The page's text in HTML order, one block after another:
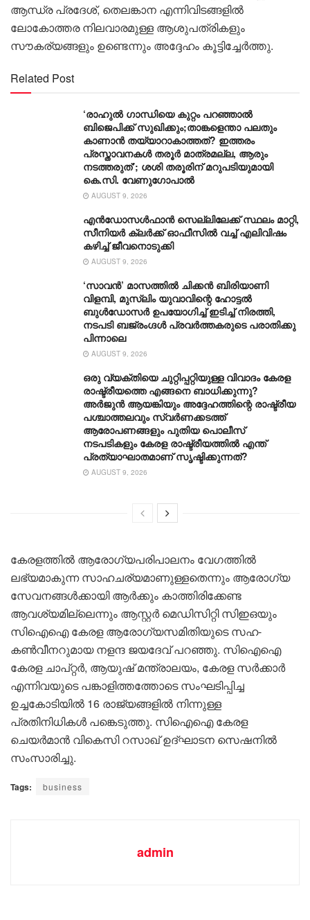
ആന്ധ്ര പ്രദേശ്, തെലങ്കാന എന്നിവിടങ്ങളിൽ
ലോകോത്തര നിലവാരമുള്ള ആശുപത്രികളും
സൗകര്യങ്ങളും ഉണ്ടെന്നും അദ്ദേഹം കൂട്ടിച്ചേർത്തു.
Related Post
‘രാഹുൽ ഗാന്ധിയെ കുറ്റം പറഞ്ഞാൽ
ബിജെപിക്ക് സുഖിക്കും;താങ്കളെന്താ പലതും
കാണാൻ തയ്യാറാകാത്തത്? ഇത്തരം
പ്രസ്താവനകൾ തരൂർ മാത്രമല്ല, ആരും
നടത്തരുത്’; ശശി തരൂരിന് മറുപടിയുമായി
കെ.സി. വേണുഗോപാൽ
AUGUST 9, 2026
എൻഡോസൾഫാൻ സെല്ലിലേക്ക് സ്ഥലം മാറ്റി,
സീനിയർ ക്ലർക്ക് ഓഫീസിൽ വച്ച് എലിവിഷം
കഴിച്ച് ജീവനൊടുക്കി
AUGUST 9, 2026
‘സാവന്‍’ മാസത്തില്‍ ചിക്കന്‍ ബിരിയാണി
വിളമ്പി, മുസ്ലിം യുവാവിന്റെ ഹോട്ടല്‍
ബുൾഡോസർ ഉപയോഗിച്ച് ഇടിച്ച് നിരത്തി,
നടപടി ബജ്‌രംഗ്ദള്‍ പ്രവര്‍ത്തകരുടെ പരാതിക്കു
പിന്നാലെ
AUGUST 9, 2026
ഒരു വ്യക്തിയെ ചുറ്റിപ്പറ്റിയുള്ള വിവാദം കേരള
രാഷ്ട്രീയത്തെ എങ്ങനെ ബാധിക്കുന്നു?
അർജുൻ ആയങ്കിയും അദ്ദേഹത്തിന്റെ രാഷ്ട്രീയ
പശ്ചാത്തലവും സ്വർണക്കടത്ത്
ആരോപണങ്ങളും പുതിയ പൊലീസ്
നടപടികളും കേരള രാഷ്ട്രീയത്തിൽ എന്ത്
പ്രത്യാഘാതമാണ് സൃഷ്ടിക്കുന്നത്?
AUGUST 9, 2026
കേരളത്തിൽ ആരോഗ്യപരിപാലനം വേഗത്തിൽ
ലഭ്യമാകുന്ന സാഹചര്യമാണുള്ളതെന്നും ആരോഗ്യ
സേവനങ്ങൾക്കായി ആർക്കും കാത്തിരിക്കേണ്ട
ആവശ്യമില്ലെന്നും ആസ്റ്റർ മെഡിസിറ്റി സിഇഒയും
സിഐഐ കേരള ആരോഗ്യസമിതിയുടെ സഹ-
കൺവീനറുമായ നളന്ദ ജയദേവ് പറഞ്ഞു. സിഐഐ
കേരള ചാപ്റ്റർ, ആയുഷ് മന്ത്രാലയം, കേരള സർക്കാർ
എന്നിവയുടെ പങ്കാളിത്തത്തോടെ സംഘടിപ്പിച്ച
ഉച്ചകോടിയിൽ 16 രാജ്യങ്ങളിൽ നിന്നുള്ള
പ്രതിനിധികൾ പങ്കെടുത്തു. സിഐഐ കേരള
ചെയർമാൻ വികെസി റസാഖ് ഉദ്ഘാടന സെഷനിൽ
സംസാരിച്ചു.
Tags: business
admin